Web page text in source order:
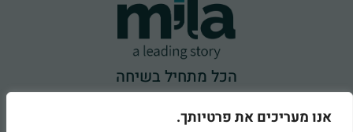
אנו מעריכים את פרטיותך.
הכל מתחיל בשיחה
office@milafink.com